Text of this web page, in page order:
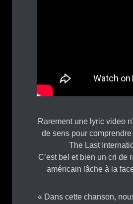
Rarement une lyric video
de sens pour
The Last
C’est bel et bien un cri de
américain lâche à la
« Dans cette chanson,